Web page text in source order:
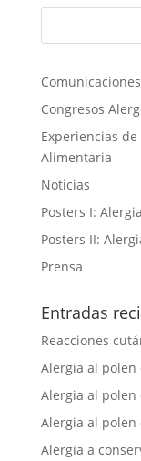
Congresos
Experiencias
Alimentaria
Noticias
Posters I:
Posters II:
Prensa
Entradas
Reacciones
Alergia al
Alergia al polen
Alergia al polen
Alergia a